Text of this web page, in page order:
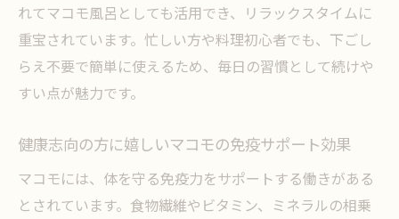
れてマコモ風呂としても活用でき、リラックスタイムに
重宝されています。忙しい方や料理初心者でも、下ごし
らえ不要で簡単に使えるため、毎日の習慣として続けや
すい点が魅力です。
健康志向の方に嬉しいマコモの免疫サポート効果
マコモには、体を守る免疫力をサポートする働きがある
とされています。食物繊維やビタミン、ミネラルの相乗